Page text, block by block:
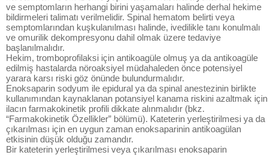
ve semptomların herhangi birini yaşamaları halinde derhal hekime
bildirmeleri talimatı verilmelidir. Spinal hematom belirti veya
semptomlarından kuşkulanılması halinde, ivedilikle tanı konulmalı
ve omurilik dekompresyonu dahil olmak üzere tedaviye
başlanılmalıdır.
Hekim, tromboprofilaksi için antikoagüle olmuş ya da antikoagüle
edilmiş hastalarda nöroaksiyel müdahaleden önce potensiyel
yarara karsı riski göz önünde bulundurmalıdır.
Enoksaparin sodyum ile epidural ya da spinal anestezinin birlikte
kullanımından kaynaklanan potansiyel kanama riskini azaltmak için
ilacın farmakokinetik profili dikkate alınmalıdır (bkz.
“Farmakokinetik Özellikler” bölümü). Kateterin yerleştirilmesi ya da
çıkarılması için en uygun zaman enoksaparinin antikoagülan
etkisinin düşük olduğu zamandır.
Bir kateterin yerleştirilmesi veya çıkarılması enoksaparin